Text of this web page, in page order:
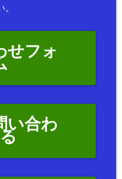
。
せフォ
い合わ